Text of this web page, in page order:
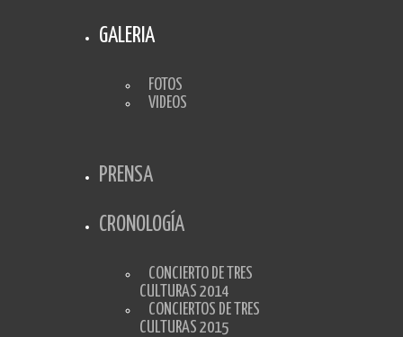
GALERIA
FOTOS
VIDEOS
PRENSA
CRONOLOGÍA
CONCIERTO DE TRES
CULTURAS 2014
CONCIERTOS DE TRES
CULTURAS 2015